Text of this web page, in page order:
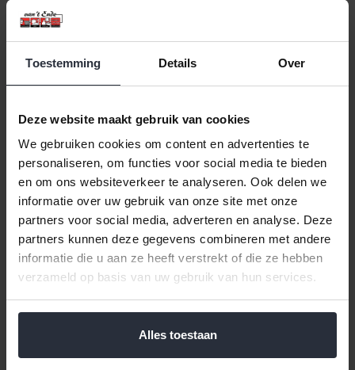
Toestemming Details Over
Deze website maakt gebruik van cookies
We gebruiken cookies om content en advertenties te
personaliseren, om functies voor social media te bieden
en om ons websiteverkeer te analyseren. Ook delen we
informatie over uw gebruik van onze site met onze
partners voor social media, adverteren en analyse. Deze
partners kunnen deze gegevens combineren met andere
informatie die u aan ze heeft verstrekt of die ze hebben
verzameld op basis van uw gebruik van hun services.
Alles toestaan
Zuurkoolstamper -
Aardappelstamper 27,5cm
beukenhout
€4,99 Incl. btw
€4,12 Excl. btw
Beschikbaar
In winkelwagen
Vleeshamer RVS
€29,99 Incl. btw
Beschikbaar
In winkelwagen